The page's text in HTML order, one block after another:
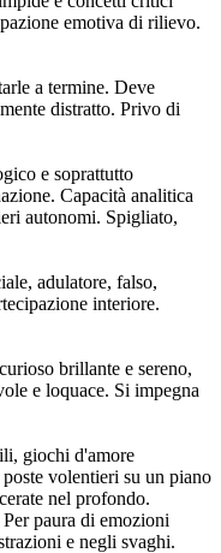
emotiva di rilievo.
a termine. Deve
distratto. Privo di
e soprattutto
Capacità analitica
autonomi. Spigliato,
adulatore, falso,
interiore.
brillante e sereno,
e loquace. Si impegna
giochi d'amore
volentieri su un piano
nel profondo.
paura di emozioni
e negli svaghi.